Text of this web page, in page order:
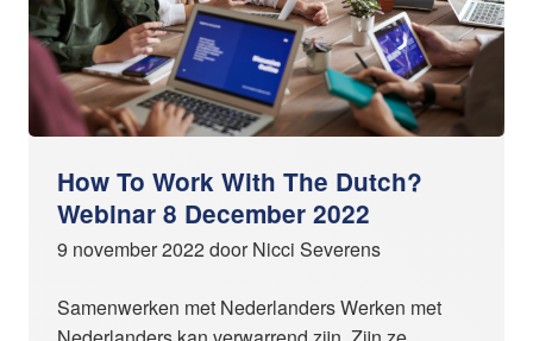
How To Work With The Dutch?
Webinar 8 December 2022
9 november 2022 door Nicci Severens
Samenwerken met Nederlanders Werken met